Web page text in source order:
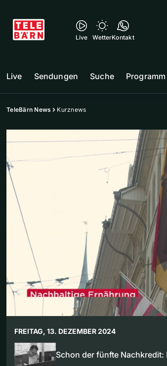
Live WetterKontakt
Live Sendungen Suche Programm
TeleBärn News Kurznews
FREITAG, 13. DEZEMBER 2024
Schon der fünfte